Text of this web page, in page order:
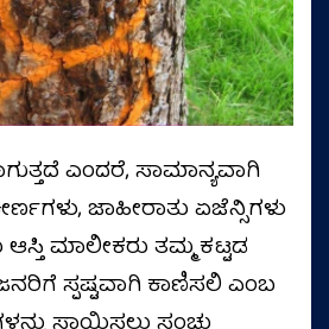
ಎಂದರೆ, ಸಾಮಾನ್ಯವಾಗಿ
ಜಾಹೀರಾತು ಏಜೆನ್ಸಿಗಳು
ಮಾಲೀಕರು ತಮ್ಮ ಕಟ್ಟಡ
ಸ್ಪಷ್ಟವಾಗಿ ಕಾಣಿಸಲಿ ಎಂಬ